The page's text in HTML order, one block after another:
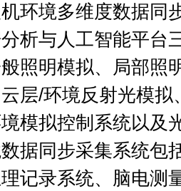
环境多维度数据同
析与人工智能平台
照明模拟、局部照
层/环境反射光模
模拟控制系统以及
据同步采集系统包
记录系统、脑电测